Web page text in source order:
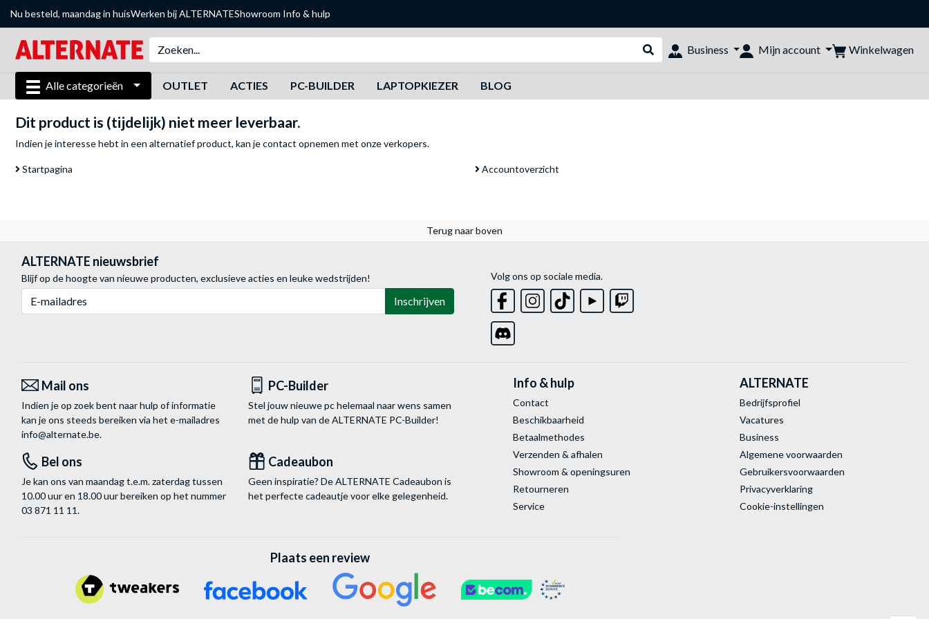
Nu besteld, maandag in huisWerken bij ALTERNATEShowroom Info & hulp
Webshop doorzoeken
Business Mijn account Winkelwagen
Alle categorieën OUTLET ACTIES PC-BUILDER LAPTOPKIEZER BLOG
Dit product is (tijdelijk) niet meer leverbaar.
Indien je interesse hebt in een alternatief product, kan jecontact opnemen met onze verkopers.
Startpagina Accountoverzicht
Terug naar boven
ALTERNATE nieuwsbrief
Blijf op de hoogte van nieuwe producten, exclusieve acties en leuke wedstrijden!
Inschrijven
Volg ons op sociale media.
Mail ons
Indien je op zoek bent naar hulp of informatie
kan je ons steeds bereiken via het e-mailadres
info@alternate.be.
PC-Builder
Stel jouw nieuwe pc helemaal naar wens samen
met de hulp van de ALTERNATE PC-Builder!
Bel ons
Je kan ons van maandag t.e.m. zaterdag tussen
10.00 uur en 18.00 uur bereiken op het nummer
03 871 11 11.
Cadeaubon
Geen inspiratie? De ALTERNATE Cadeaubon is
het perfecte cadeautje voor elke gelegenheid.
Info & hulp
Contact
Beschikbaarheid
Betaalmethodes
Verzenden & afhalen
Showroom & openingsuren
Retourneren
Service
ALTERNATE
Bedrijfsprofiel
Vacatures
Business
Algemene voorwaarden
Gebruikersvoorwaarden
Privacyverklaring
Cookie-instellingen
Plaats een review